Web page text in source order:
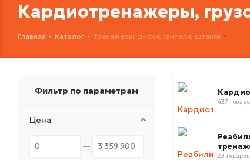
Кардиотренажеры,
Главная - Каталог - Тренажеры, диски, гантели, штанги
437
23 товаров
Фильтр по параметрам
Цена